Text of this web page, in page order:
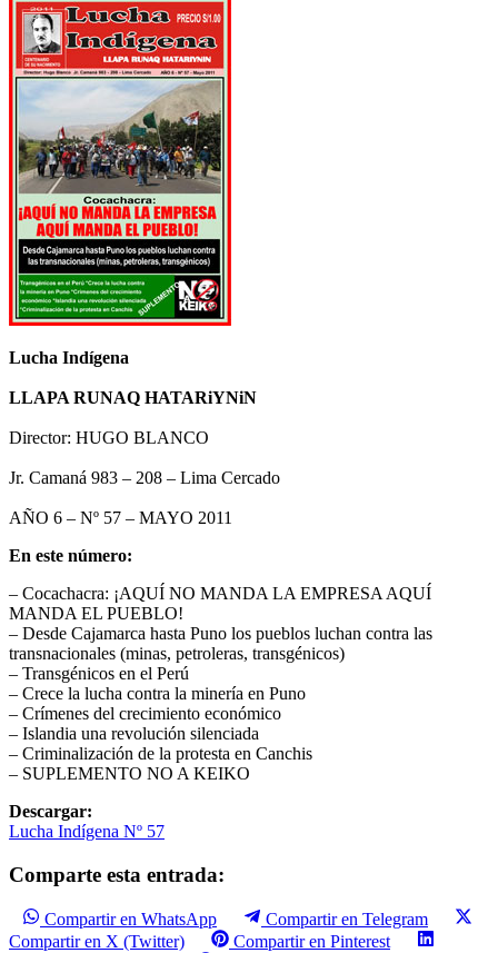
Lucha Indígena
LLAPA RUNAQ HATARiYNiN
Director: HUGO BLANCO
Jr. Camaná 983 – 208 – Lima Cercado
AÑO 6 – Nº 57 – MAYO 2011
En este número:
– Cocachacra: ¡AQUÍ NO MANDA LA EMPRESA AQUÍ
MANDA EL PUEBLO!
– Desde Cajamarca hasta Puno los pueblos luchan contra las
transnacionales (minas, petroleras, transgénicos)
– Transgénicos en el Perú
– Crece la lucha contra la minería en Puno
– Crímenes del crecimiento económico
– Islandia una revolución silenciada
– Criminalización de la protesta en Canchis
– SUPLEMENTO NO A KEIKO
Descargar:
Lucha Indígena Nº 57
Comparte esta entrada:
Compartir en WhatsApp
Compartir en Telegram
Compartir en X (Twitter)
Compartir en Pinterest